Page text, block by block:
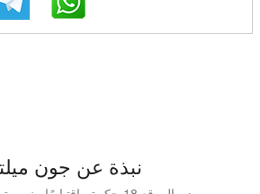
نبذة عن جون